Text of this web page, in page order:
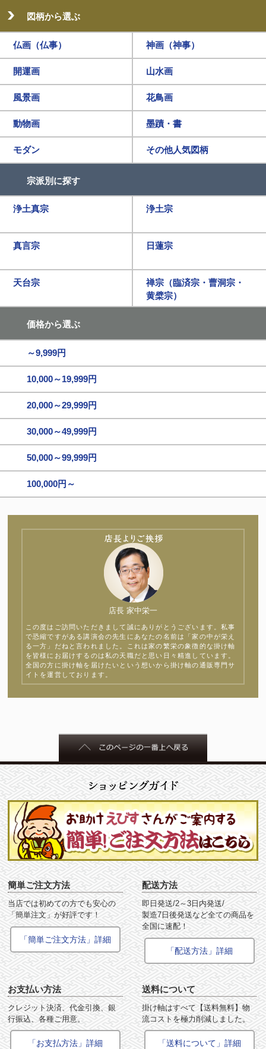
図柄から選ぶ
仏画（仏事） 神画（神事）
開運画 山水画
風景画 花鳥画
動物画 墨蹟・書
モダン その他人気図柄
宗派別に探す
浄土真宗 浄土宗
真言宗 日蓮宗
天台宗
禅宗（臨済宗・曹洞宗・
黄檗宗）
価格から選ぶ
～9,999円
10,000～19,999円
20,000～29,999円
30,000～49,999円
50,000～99,999円
100,000円～
店長 家中栄一
この度はご訪問いただきまして誠にありがとうございます。私事
で恐縮ですがある講演会の先生にあなたの名前は「家の中が栄え
る一方」だねと言われました。これは家の繁栄の象徴的な掛け軸
を皆様にお届けするのは私の天職だと思い日々精進しています。
全国の方に掛け軸を届けたいという想いから掛け軸の通販専門サ
イトを運営しております。
簡単ご注文方法
当店では初めての方でも安心の
「簡単注文」が好評です！
「簡単ご注文方法」詳細
配送方法
即日発送/2～3日内発送/
製造7日後発送など全ての商品を
全国に速配！
「配送方法」詳細
お支払い方法
クレジット決済、代金引換、銀
行振込、各種ご用意。
「お支払方法」詳細
送料について
掛け軸はすべて【送料無料】物
流コストを極力削減しました。
「送料について」詳細